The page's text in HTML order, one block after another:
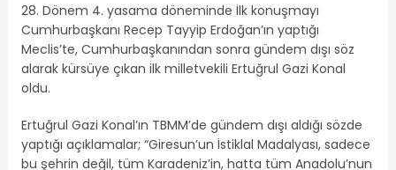
28. Dönem 4. yasama döneminde İlk konuşmayı
Cumhurbaşkanı Recep Tayyip Erdoğan’ın yaptığı
Meclis’te, Cumhurbaşkanından sonra gündem dışı söz
alarak kürsüye çıkan ilk milletvekili Ertuğrul Gazi Konal
oldu.
Ertuğrul Gazi Konal’ın TBMM’de gündem dışı aldığı sözde
yaptığı açıklamalar; “Giresun’un İstiklal Madalyası, sadece
bu şehrin değil, tüm Karadeniz’in, hatta tüm Anadolu’nun